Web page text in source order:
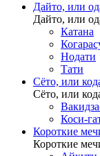
Дайто, или
Дайто, или
Катана
Нодати
Тати
Сёто, или
Сёто, или
Коси-
Короткие
Короткие